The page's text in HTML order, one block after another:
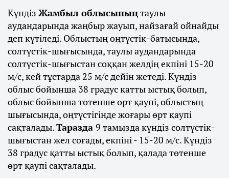
Күндіз Жамбыл облысыныңтаулы
аудандарында жаңбыр жауып, найзағай ойнайды
деп күтіледі. Облыстың оңтүстік-батысында,
солтүстік-шығысында, таулы аудандарында
солтүстік-шығыстан соққан желдің екпіні 15-20
м/с, кей тұстарда 25 м/с дейін жетеді. Күндіз
облыс бойынша 38 градус қатты ыстық болып,
облыс бойынша төтенше өрт қаупі, облыстың
шығысында, оңтүстігінде жоғары өрт қаупі
сақталады.Таразда 9 тамызда күндіз солтүстік-
шығыстан жел соғады, екпіні - 15-20 м/с. Күндіз
38 градус қатты ыстық болып, қалада төтенше
өрт қаупі сақталады.